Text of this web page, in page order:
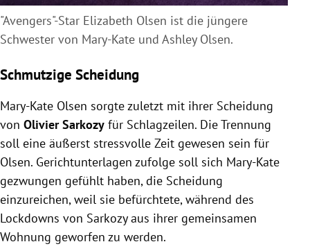
"Avengers"-Star Elizabeth Olsen ist die jüngere
Schwester von Mary-Kate und Ashley Olsen.
Schmutzige Scheidung
Mary-Kate Olsen sorgte zuletzt mit ihrer Scheidung
von Olivier Sarkozy für Schlagzeilen. Die Trennung
soll eine äußerst stressvolle Zeit gewesen sein für
Olsen. Gerichtunterlagen zufolge soll sich Mary-Kate
gezwungen gefühlt haben, die Scheidung
einzureichen, weil sie befürchtete, während des
Lockdowns von Sarkozy aus ihrer gemeinsamen
Wohnung geworfen zu werden.